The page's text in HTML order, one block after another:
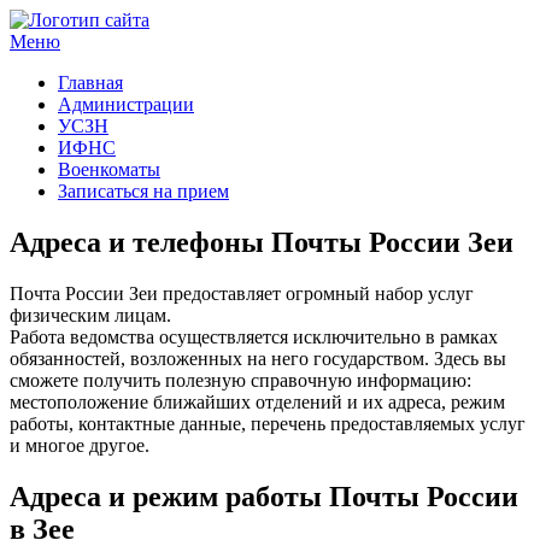
Меню
Главная
Администрации
УСЗН
ИФНС
Военкоматы
Записаться на прием
Адреса и телефоны Почты России Зеи
Почта России Зеи предоставляет огромный набор услуг
физическим лицам.
Работа ведомства осуществляется исключительно в рамках
обязанностей, возложенных на него государством. Здесь вы
сможете получить полезную справочную информацию:
местоположение ближайших отделений и их адреса, режим
работы, контактные данные, перечень предоставляемых услуг
и многое другое.
Адреса и режим работы Почты России
в Зее